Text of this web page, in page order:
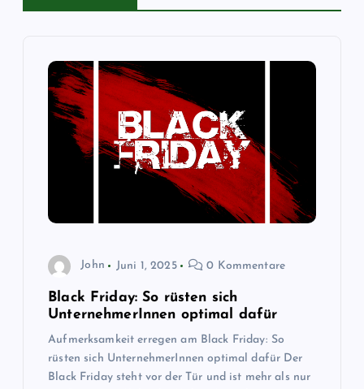
John Juni 1, 2025 0 Kommentare
Black Friday: So rüsten sich
UnternehmerInnen optimal dafür
Aufmerksamkeit erregen am Black Friday: So
rüsten sich UnternehmerInnen optimal dafür Der
Black Friday steht vor der Tür und ist mehr als nur